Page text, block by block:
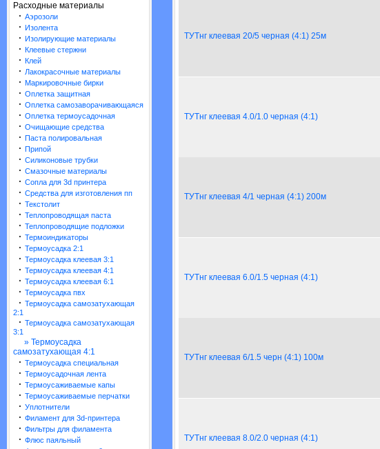
Расходные материалы
· Аэрозоли
· Изолента
· Изолирующие материалы
· Клеевые стержни
· Клей
· Лакокрасочные материалы
· Маркировочные бирки
· Оплетка защитная
· Оплетка самозаворачивающаяся
· Оплетка термоусадочная
· Очищающие средства
· Паста полировальная
· Припой
· Силиконовые трубки
· Смазочные материалы
· Сопла для 3d принтера
· Средства для изготовления пп
· Текстолит
· Теплопроводящая паста
· Теплопроводящие подложки
· Термоиндикаторы
· Термоусадка 2:1
· Термоусадка клеевая 3:1
· Термоусадка клеевая 4:1
· Термоусадка клеевая 6:1
· Термоусадка пвх
· Термоусадка самозатухающая
2:1
· Термоусадка самозатухающая
3:1
» Термоусадка
самозатухающая 4:1
· Термоусадка специальная
· Термоусадочная лента
· Термоусаживаемые капы
· Термоусаживаемые перчатки
· Уплотнители
· Филамент для 3d-принтера
· Фильтры для филамента
· Флюс паяльный
ТУТнг клеевая 20/5 черная (4:1) 25м
ТУТнг клеевая 4.0/1.0 черная (4:1)
ТУТнг клеевая 4/1 черная (4:1) 200м
ТУТнг клеевая 6.0/1.5 черная (4:1)
ТУТнг клеевая 6/1.5 черн (4:1) 100м
ТУТнг клеевая 8.0/2.0 черная (4:1)